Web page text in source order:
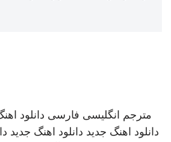
مترجم انگلیسی فارسی دانلود
دانلود اهنگ جدید دانلود اهنگ جدید